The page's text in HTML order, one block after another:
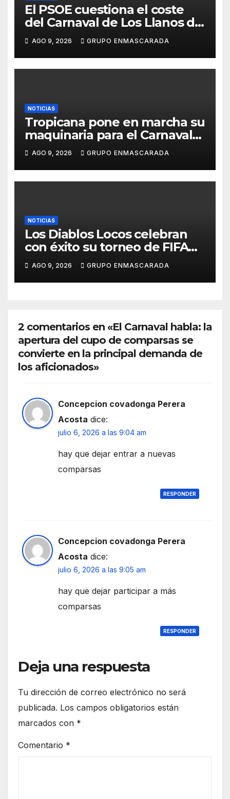
El PSOE cuestiona el coste
del Carnaval de Los Llanos de
Aridane y reclama mayor
control del gasto municipal
AGO 9, 2026 GRUPO ENMASCARADA
NOTICIAS
Tropicana pone en marcha su
maquinaria para el Carnaval
2027 con los primeros
ensayos de Lucas Darias
AGO 9, 2026 GRUPO ENMASCARADA
NOTICIAS
Los Diablos Locos celebran
con éxito su torneo de FIFA
durante el verano
AGO 9, 2026 GRUPO ENMASCARADA
2 comentarios en «El Carnaval habla: la
apertura del cupo de comparsas se
convierte en la principal demanda de
los aficionados»
Concepcion covadonga Perera
Acosta dice:
julio 6, 2026 a las 9:04 am
hay que dejar entrar a nuevas
comparsas
RESPONDER
Concepcion covadonga Perera
Acosta dice:
julio 6, 2026 a las 9:05 am
hay que dejar participar a más
comparsas
RESPONDER
Deja una respuesta
Tu dirección de correo electrónico no será
publicada. Los campos obligatorios están
marcados con *
Comentario *